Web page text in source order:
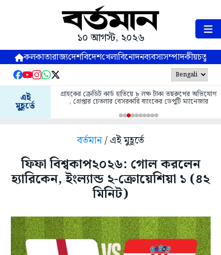
১০ আগস্ট, ২০২৬
কলকাতারাজ্যদেশবিদেশখেলাবিনোদনব্যবসাসম্পাদকীয়
এই
মুহূর্তে
গ্রাহকের ক্রেডিট কার্ড হাতিয়ে ৮ লক্ষ টাকা তছরুপের অভিযোগ
, গ্রেপ্তার চেতলার বেসরকারি ব‍্যাংকের ডেপুটি ম্যানেজার
বর্তমান/ এই মুহূর্তে
ফিফা বিশ্বকাপ২০২৬: গোল করলেন
হ্যারিকেন, ইংল্যান্ড ২-ক্রোয়েশিয়া ১ (৪২
মিনিট)